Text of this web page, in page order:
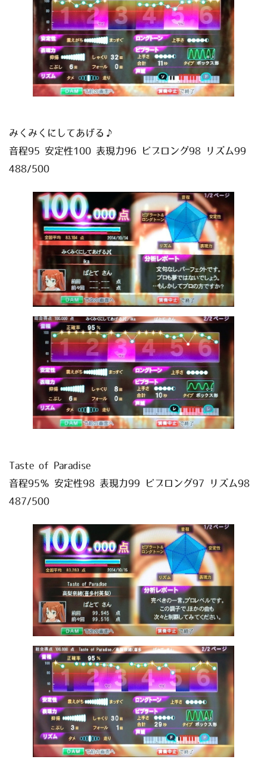
みくみくにしてあげる♪
音程95 安定性100 表現力96 ビブロング98 リズム99
488/500
Taste of Paradise
音程95％ 安定性98 表現力99 ビブロング97 リズム98
487/500